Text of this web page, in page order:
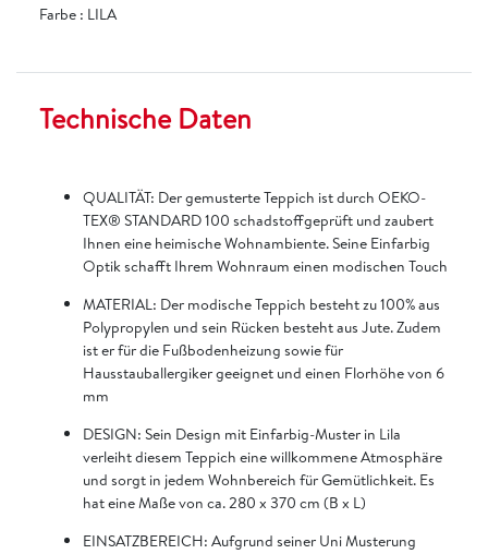
Farbe : LILA
Technische Daten
QUALITÄT: Der gemusterte Teppich ist durch OEKO-
TEX® STANDARD 100 schadstoffgeprüft und zaubert
Ihnen eine heimische Wohnambiente. Seine Einfarbig
Optik schafft Ihrem Wohnraum einen modischen Touch
MATERIAL: Der modische Teppich besteht zu 100% aus
Polypropylen und sein Rücken besteht aus Jute. Zudem
ist er für die Fußbodenheizung sowie für
Hausstauballergiker geeignet und einen Florhöhe von 6
mm
DESIGN: Sein Design mit Einfarbig-Muster in Lila
verleiht diesem Teppich eine willkommene Atmosphäre
und sorgt in jedem Wohnbereich für Gemütlichkeit. Es
hat eine Maße von ca. 280 x 370 cm (B x L)
EINSATZBEREICH: Aufgrund seiner Uni Musterung